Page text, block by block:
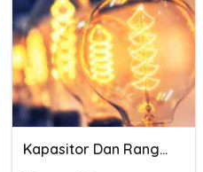
Kapasitor Dan Rangkaian Seri